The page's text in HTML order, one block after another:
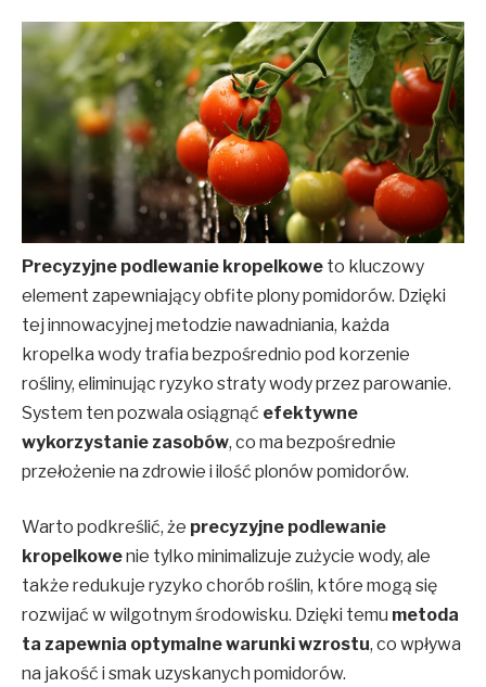
Precyzyjne podlewanie kropelkowe to kluczowy
element zapewniający obfite plony pomidorów. Dzięki
tej innowacyjnej metodzie nawadniania, każda
kropelka wody trafia bezpośrednio pod korzenie
rośliny, eliminując ryzyko straty wody przez parowanie.
System ten pozwala osiągnąć efektywne
wykorzystanie zasobów, co ma bezpośrednie
przełożenie na zdrowie i ilość plonów pomidorów.
Warto podkreślić, że precyzyjne podlewanie
kropelkowenie tylko minimalizuje zużycie wody, ale
także redukuje ryzyko chorób roślin, które mogą się
rozwijać w wilgotnym środowisku. Dzięki temu metoda
ta zapewnia optymalne warunki wzrostu, co wpływa
na jakość i smak uzyskanych pomidorów.